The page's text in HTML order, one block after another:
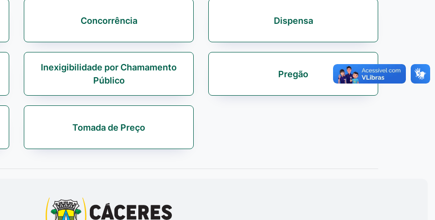
Concorrência Dispensa
Inexigibilidade por Chamamento
Público
Pregão
Tomada de Preço